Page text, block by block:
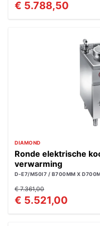
€ 5.788,50
DIAMOND
Ronde elektrische
verwarming
D-E7/M50I7 / B700MM X
€ 7.361,00
€ 5.521,00